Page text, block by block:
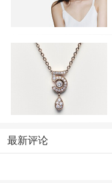
最新评论